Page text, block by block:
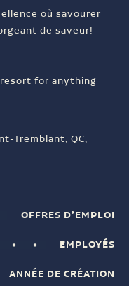
où savourer
de saveur!
for anything
Tremblant, QC,
OFFRES D’EMPLOI
EMPLOYÉS
ANNÉE DE CRÉATION